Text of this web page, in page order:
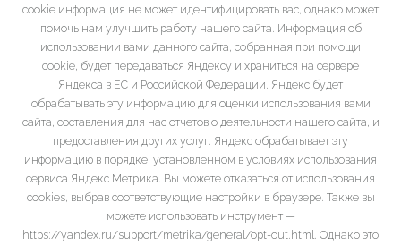
cookie информация не может идентифицировать вас, однако может
помочь нам улучшить работу нашего сайта. Информация об
использовании вами данного сайта, собранная при помощи
cookie, будет передаваться Яндексу и храниться на сервере
Яндекса в ЕС и Российской Федерации. Яндекс будет
обрабатывать эту информацию для оценки использования вами
сайта, составления для нас отчетов о деятельности нашего сайта, и
предоставления других услуг. Яндекс обрабатывает эту
информацию в порядке, установленном в условиях использования
сервиса Яндекс Метрика. Вы можете отказаться от использования
cookies, выбрав соответствующие настройки в браузере. Также вы
можете использовать инструмент —
https://yandex.ru/support/metrika/general/opt-out.html. Однако это